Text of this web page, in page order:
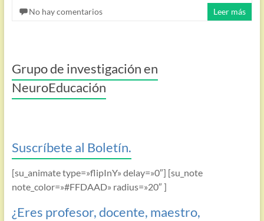
No hay comentarios
Leer más
Grupo de investigación en
NeuroEducación
Suscríbete al Boletín.
[su_animate type=»flipInY» delay=»0″] [su_note
note_color=»#FFDAAD» radius=»20″ ]
¿Eres profesor, docente, maestro,